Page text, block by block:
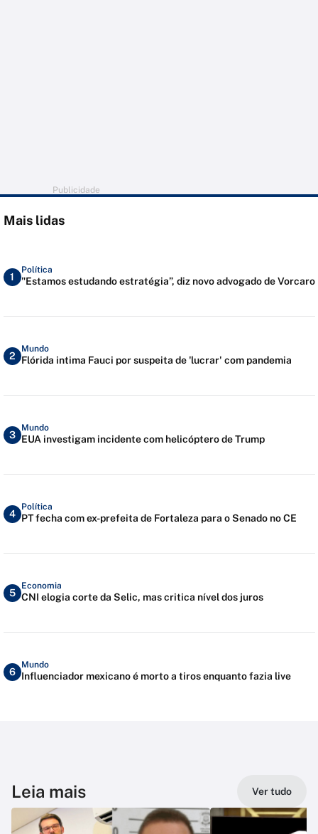
Publicidade
Mais lidas
1
Política
"Estamos estudando estratégia”, diz novo advogado de Vorcaro
2
Mundo
Flórida intima Fauci por suspeita de 'lucrar' com pandemia
3
Mundo
EUA investigam incidente com helicóptero de Trump
4
Política
PT fecha com ex-prefeita de Fortaleza para o Senado no CE
5
Economia
CNI elogia corte da Selic, mas critica nível dos juros
6
Mundo
Influenciador mexicano é morto a tiros enquanto fazia live
Leia mais Ver tudo